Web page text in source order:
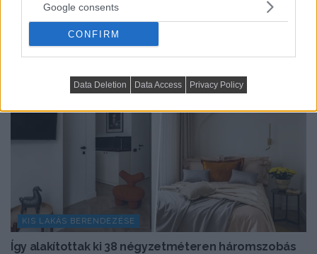
Google consents
CONFIRM
Data Deletion Data Access Privacy Policy
KIS LAKÁS BERENDEZÉSE
Így alakítottak ki 38 négyzetméteren háromszobás